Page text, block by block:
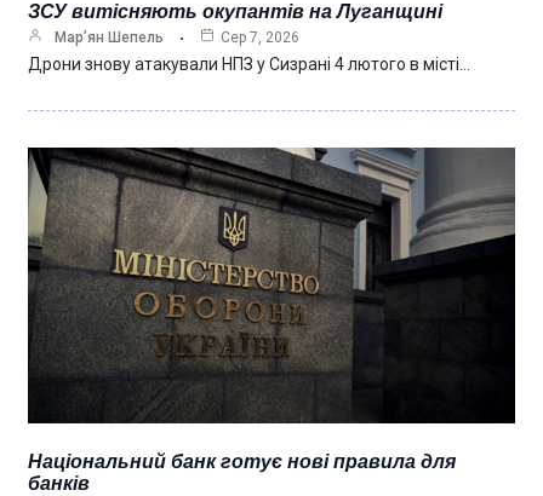
ЗСУ витісняють окупантів на Луганщині
Мар’ян Шепель Сер 7, 2026
Дрони знову атакували НПЗ у Сизрані 4 лютого в місті…
Національний банк готує нові правила для
банків